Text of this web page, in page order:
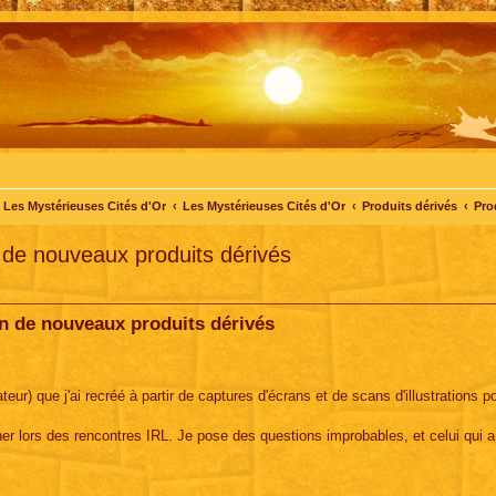
Les Mystérieuses Cités d'Or Les Mystérieuses Cités d'Or Produits dérivés
nouveaux produits dérivés
de nouveaux produits dérivés
que j'ai recréé à partir de captures d'écrans et de scans d'illustrations
lors des rencontres IRL. Je pose des questions improbables, et celui qui